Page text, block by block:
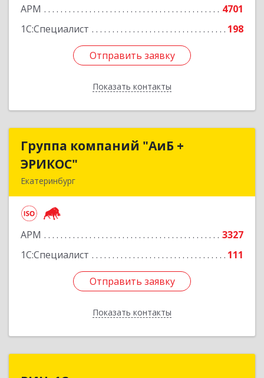
АРМ
4701
1С:Специалист
198
Отправить заявку
Показать контакты
Отправить заявку
Назад
Группа компаний "АиБ +
ЭРИКОС"
Екатеринбург
АРМ
3327
1С:Специалист
111
Отправить заявку
Показать контакты
Группа компаний "АиБ +
Подробнее
Отправить заявку
Назад